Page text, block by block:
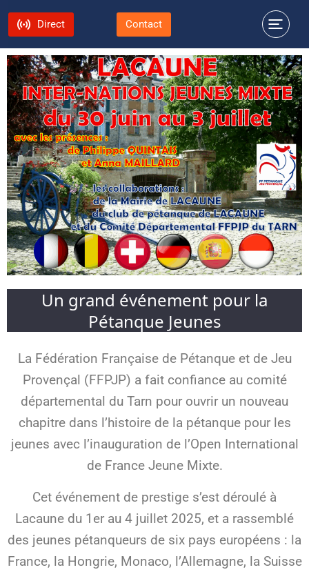
Direct Contact
Un grand événement pour la
Pétanque Jeunes
La Fédération Française de Pétanque et de Jeu
Provençal (FFPJP) a fait confiance au comité
départemental du Tarn pour ouvrir un nouveau
chapitre dans l’histoire de la pétanque pour les
jeunes avec l’inauguration de l’Open International
de France Jeune Mixte.
Cet événement de prestige s’est déroulé à
Lacaune du 1er au 4 juillet 2025, et a rassemblé
des jeunes pétanqueurs de six pays européens : la
France, la Hongrie, Monaco, l’Allemagne, la Suisse